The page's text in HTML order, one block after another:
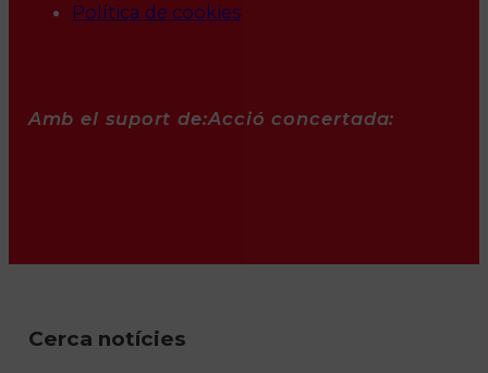
Política de cookies
Amb el suport de:Acció concertada:
Cerca notícies